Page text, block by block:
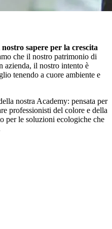
sapere per la crescita
che il nostro patrimonio di
azienda, il nostro intento è
tenendo a cuore ambiente e
nostra Academy: pensata per
professionisti del colore e della
per le soluzioni ecologiche che